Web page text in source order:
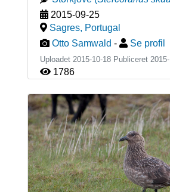
2015-09-25
Sagres, Portugal
Otto Samwald - Se profil
Uploadet 2015-10-18 Publiceret
1786